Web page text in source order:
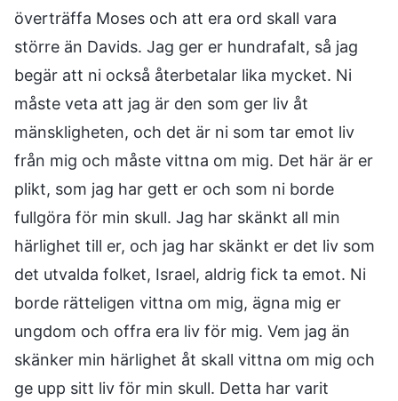
överträffa Moses och att era ord skall vara
större än Davids. Jag ger er hundrafalt, så jag
begär att ni också återbetalar lika mycket. Ni
måste veta att jag är den som ger liv åt
mänskligheten, och det är ni som tar emot liv
från mig och måste vittna om mig. Det här är er
plikt, som jag har gett er och som ni borde
fullgöra för min skull. Jag har skänkt all min
härlighet till er, och jag har skänkt er det liv som
det utvalda folket, Israel, aldrig fick ta emot. Ni
borde rätteligen vittna om mig, ägna mig er
ungdom och offra era liv för mig. Vem jag än
skänker min härlighet åt skall vittna om mig och
ge upp sitt liv för min skull. Detta har varit